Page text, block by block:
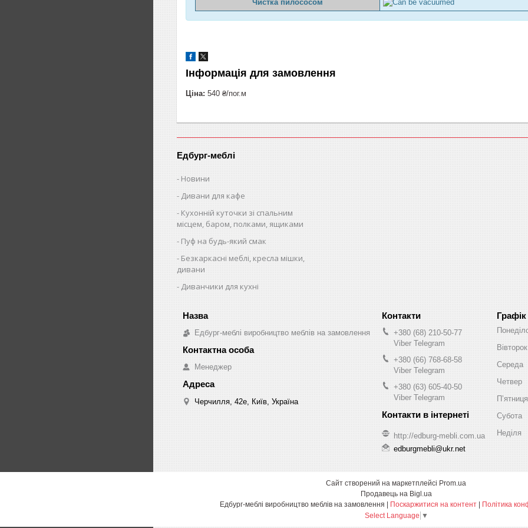
Чистка пилососом
Інформація для замовлення
Ціна: 540 ₴/пог.м
Едбург-меблі
Новини
Дивани для кафе
Кухонній куточки зі спальним
місцем, баром, полками, ящиками
Пуф на будь-який смак
Безкаркасні меблі, кресла мішки,
дивани
Диванчики для кухні
Едбург-меблі виробництво меблів на замовлення
Менеджер
Черчилля, 42е, Київ, Україна
+380 (68) 210-50-77
Viber Telegram
+380 (66) 768-68-58
Viber Telegram
+380 (63) 605-40-50
Viber Telegram
http://edburg-mebli.com.ua
edburgmebli@ukr.net
Вівторок
Середа
Четвер
Пʼятниця
Субота
Неділя
Сайт створений на маркетплейсі Prom.ua
Продавець на Bigl.ua
Поскаржитися на контент
Політика
Select Language ▼